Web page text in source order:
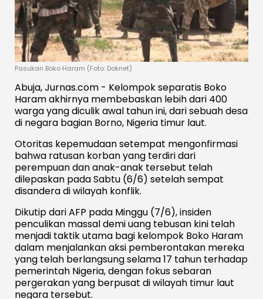
Pasukan Boko Haram (Foto: Doknet)
Abuja, Jurnas.com - Kelompok separatis Boko
Haram akhirnya membebaskan lebih dari 400
warga yang diculik awal tahun ini, dari sebuah desa
di negara bagian Borno, Nigeria timur laut.
Otoritas kepemudaan setempat mengonfirmasi
bahwa ratusan korban yang terdiri dari
perempuan dan anak-anak tersebut telah
dilepaskan pada Sabtu (6/6) setelah sempat
disandera di wilayah konflik.
Dikutip dari AFP pada Minggu (7/6), insiden
penculikan massal demi uang tebusan kini telah
menjadi taktik utama bagi kelompok Boko Haram
dalam menjalankan aksi pemberontakan mereka
yang telah berlangsung selama 17 tahun terhadap
pemerintah Nigeria, dengan fokus sebaran
pergerakan yang berpusat di wilayah timur laut
negara tersebut.